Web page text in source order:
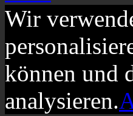
Wir
können und
analysieren.